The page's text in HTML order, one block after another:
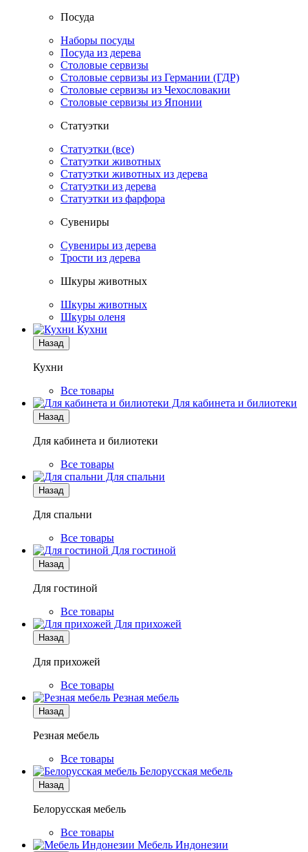
Посуда
Наборы посуды
Посуда из дерева
Столовые сервизы
Столовые сервизы из Германии (ГДР)
Столовые сервизы из Чехословакии
Столовые сервизы из Японии
Статуэтки
Статуэтки (все)
Статуэтки животных
Статуэтки животных из дерева
Статуэтки из дерева
Статуэтки из фарфора
Сувениры
Сувениры из дерева
Трости из дерева
Шкуры животных
Шкуры животных
Шкуры оленя
Кухни
Назад
Кухни
Все товары
Для кабинета и билиотеки
Назад
Для кабинета и билиотеки
Все товары
Для спальни
Назад
Для спальни
Все товары
Для гостиной
Назад
Для гостиной
Все товары
Для прихожей
Назад
Для прихожей
Все товары
Резная мебель
Назад
Резная мебель
Все товары
Белорусская мебель
Назад
Белорусская мебель
Все товары
Мебель Индонезии